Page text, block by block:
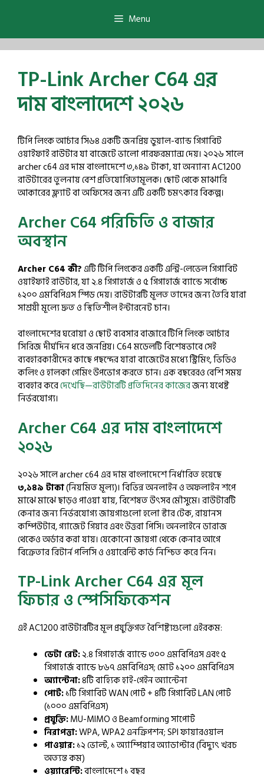
Menu
TP-Link Archer C64 এর
দাম বাংলাদেশে ২০২৬
টিপি লিংক আর্চার সি৬৪ একটি জনপ্রিয় ডুয়াল-ব্যান্ড গিগাবিট
ওয়াইফাই রাউটার যা বাজেটে ভালো পারফরম্যান্স দেয়। ২০২৬ সালে
archer c64 এর দাম বাংলাদেশে ৩,১৪৯ টাকা, যা অন্যান্য AC1200
রাউটারের তুলনায় বেশ প্রতিযোগিতামূলক। ছোট থেকে মাঝারি
আকারের ফ্ল্যাট বা অফিসের জন্য এটি একটি চমৎকার বিকল্প।
Archer C64 পরিচিতি ও বাজার
অবস্থান
Archer C64 কী?এটি টিপি লিংকের একটি এন্ট্রি-লেভেল গিগাবিট
ওয়াইফাই রাউটার, যা ২.৪ গিগাহার্জ ও ৫ গিগাহার্জ ব্যান্ডে সর্বোচ্চ
১২০০ এমবিপিএস স্পিড দেয়। রাউটারটি মূলত তাদের জন্য তৈরি যারা
সাশ্রয়ী মূল্যে দ্রুত ও স্থিতিশীল ইন্টারনেট চান।
বাংলাদেশের ঘরোয়া ও ছোট ব্যবসার বাজারে টিপি লিংক আর্চার
সিরিজ দীর্ঘদিন ধরে জনপ্রিয়। C64 মডেলটি বিশেষভাবে সেই
ব্যবহারকারীদের কাছে পছন্দের যারা বাজেটের মধ্যে স্ট্রিমিং, ভিডিও
কলিং ও হালকা গেমিং উপভোগ করতে চান। এক বছরেরও বেশি সময়
ব্যবহার করেদেখেছি—রাউটারটি প্রতিদিনের কাজেরজন্য যথেষ্ট
নির্ভরযোগ্য।
Archer C64 এর দাম বাংলাদেশে
২০২৬
২০২৬ সালে archer c64 এর দাম বাংলাদেশে নির্ধারিত হয়েছে
৩,১৪৯ টাকা(নিয়মিত মূল্য)। বিভিন্ন অনলাইন ও অফলাইন শপে
মাঝে মাঝে ছাড়ও পাওয়া যায়, বিশেষত উৎসব মৌসুমে। রাউটারটি
কেনার জন্য নির্ভরযোগ্য জায়গাগুলো হলো স্টার টেক, রায়ানস
কম্পিউটার, গ্যাজেট গিয়ার এবং উত্তরা পিসি। অনলাইনে ডারাজ
থেকেও অর্ডার করা যায়। যেকোনো জায়গা থেকে কেনার আগে
বিক্রেতার রিটার্ন পলিসি ও ওয়ারেন্টি কার্ড নিশ্চিত করে নিন।
TP-Link Archer C64 এর মূল
ফিচার ও স্পেসিফিকেশন
এই AC1200 রাউটারটির মূল প্রযুক্তিগত বৈশিষ্ট্যগুলো এইরকম:
ডেটা রেট:২.৪ গিগাহার্জ ব্যান্ডে ৩০০ এমবিপিএস এবং ৫
গিগাহার্জ ব্যান্ডে ৮৬৭ এমবিপিএস; মোট ১২০০ এমবিপিএস
অ্যান্টেনা:৪টি বাহ্যিক হাই-গেইন অ্যান্টেনা
পোর্ট:১টি গিগাবিট WAN পোর্ট + ৪টি গিগাবিট LAN পোর্ট
(১০০০ এমবিপিএস)
প্রযুক্তি:MU-MIMO ও Beamforming সাপোর্ট
নিরাপত্তা:WPA, WPA2 এনক্রিপশন; SPI ফায়ারওয়াল
পাওয়ার:১২ ভোল্ট, ১ অ্যাম্পিয়ার অ্যাডাপ্টার (বিদ্যুৎ খরচ
অত্যন্ত কম)
ওয়্যারেন্টি:বাংলাদেশে ১ বছর